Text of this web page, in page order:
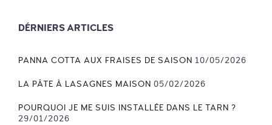
DÉRNIERS ARTICLES
PANNA COTTA AUX FRAISES DE SAISON 10/05/2026
LA PÂTE À LASAGNES MAISON 05/02/2026
POURQUOI JE ME SUIS INSTALLÉE DANS LE TARN ?
29/01/2026